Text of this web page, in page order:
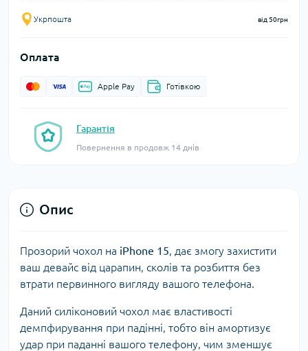
Укрпошта від 50грн
Оплата
Apple Pay Готівкою
Гарантія
Повернення в продовж 14 днів
Опис
Прозорий чохол на iPhone 15, дає змогу захистити
ваш девайс від царапин, сколів та розбиття без
втрати первинного вигляду вашого телефона.
Даний силіконовий чохол має властивості
демпфирування при падінні, тобто він амортизує
удар при паданні вашого телефону, чим зменшує